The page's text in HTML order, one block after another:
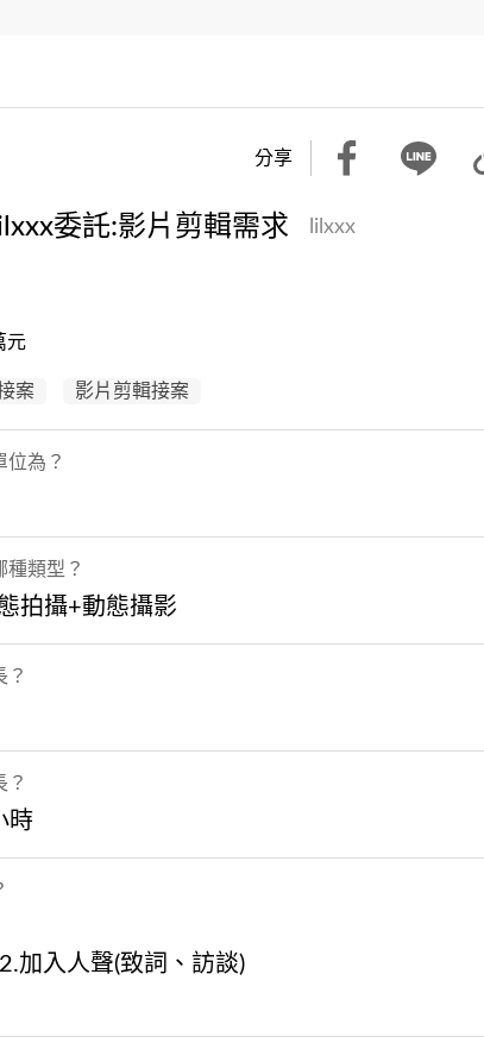
分享
委託:影片剪輯需求 lilxxx
元
案 影片剪輯接案
位為？
種類型？
拍攝+動態攝影
？
？
時
加入人聲(致詞、訪談)